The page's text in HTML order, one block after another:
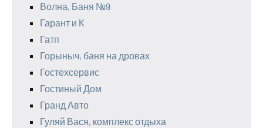
Волна, Баня №9
Гарант и К
Гатп
Горыныч, баня на дровах
Гостехсервис
Гостиный Дом
Гранд Авто
Гуляй Вася, комплекс отдыха